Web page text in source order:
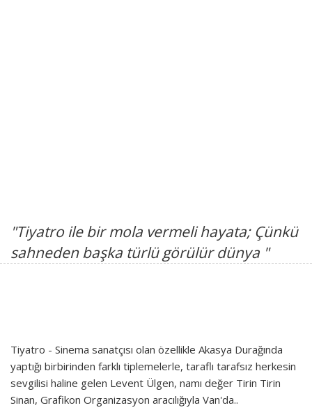
"Tiyatro ile bir mola vermeli hayata; Çünkü
sahneden başka türlü görülür dünya "
Tiyatro - Sinema sanatçısı olan özellikle Akasya Durağında
yaptığı birbirinden farklı tiplemelerle, taraflı tarafsız herkesin
sevgilisi haline gelen Levent Ülgen, namı değer Tirin Tirin
Sinan, Grafikon Organizasyon aracılığıyla Van'da..